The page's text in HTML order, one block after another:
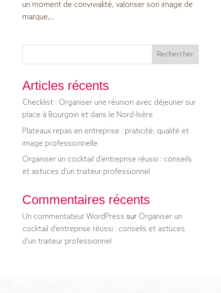
un moment de convivialité, valoriser son image de
marque,...
Rechercher
Articles récents
Checklist : Organiser une réunion avec déjeuner sur
place à Bourgoin et dans le Nord-Isère
Plateaux repas en entreprise : praticité, qualité et
image professionnelle
Organiser un cocktail d’entreprise réussi : conseils
et astuces d’un traiteur professionnel
Commentaires récents
Un commentateur WordPress sur Organiser un
cocktail d’entreprise réussi : conseils et astuces
d’un traiteur professionnel